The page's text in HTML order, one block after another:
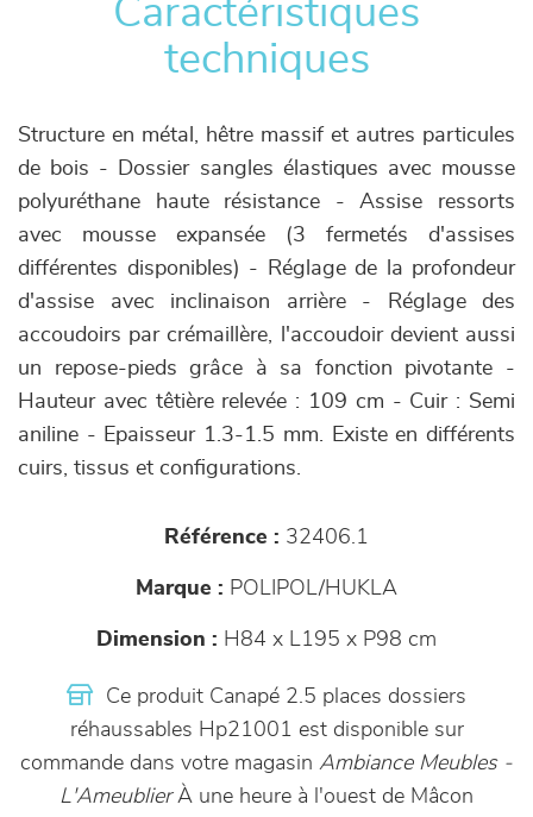
Caractéristiques
techniques
Structure en métal, hêtre massif et autres particules
de bois - Dossier sangles élastiques avec mousse
polyuréthane haute résistance - Assise ressorts
avec mousse expansée (3 fermetés d'assises
différentes disponibles) - Réglage de la profondeur
d'assise avec inclinaison arrière - Réglage des
accoudoirs par crémaillère, l'accoudoir devient aussi
un repose-pieds grâce à sa fonction pivotante -
Hauteur avec têtière relevée : 109 cm - Cuir : Semi
aniline - Epaisseur 1.3-1.5 mm. Existe en différents
cuirs, tissus et configurations.
Référence : 32406.1
Marque : POLIPOL/HUKLA
Dimension : H84 x L195 x P98 cm
Ce produit Canapé 2.5 places dossiers
réhaussables Hp21001 est disponible sur
commande dans votre magasin Ambiance Meubles -
L'AmeublierÀ une heure à l'ouest de Mâcon